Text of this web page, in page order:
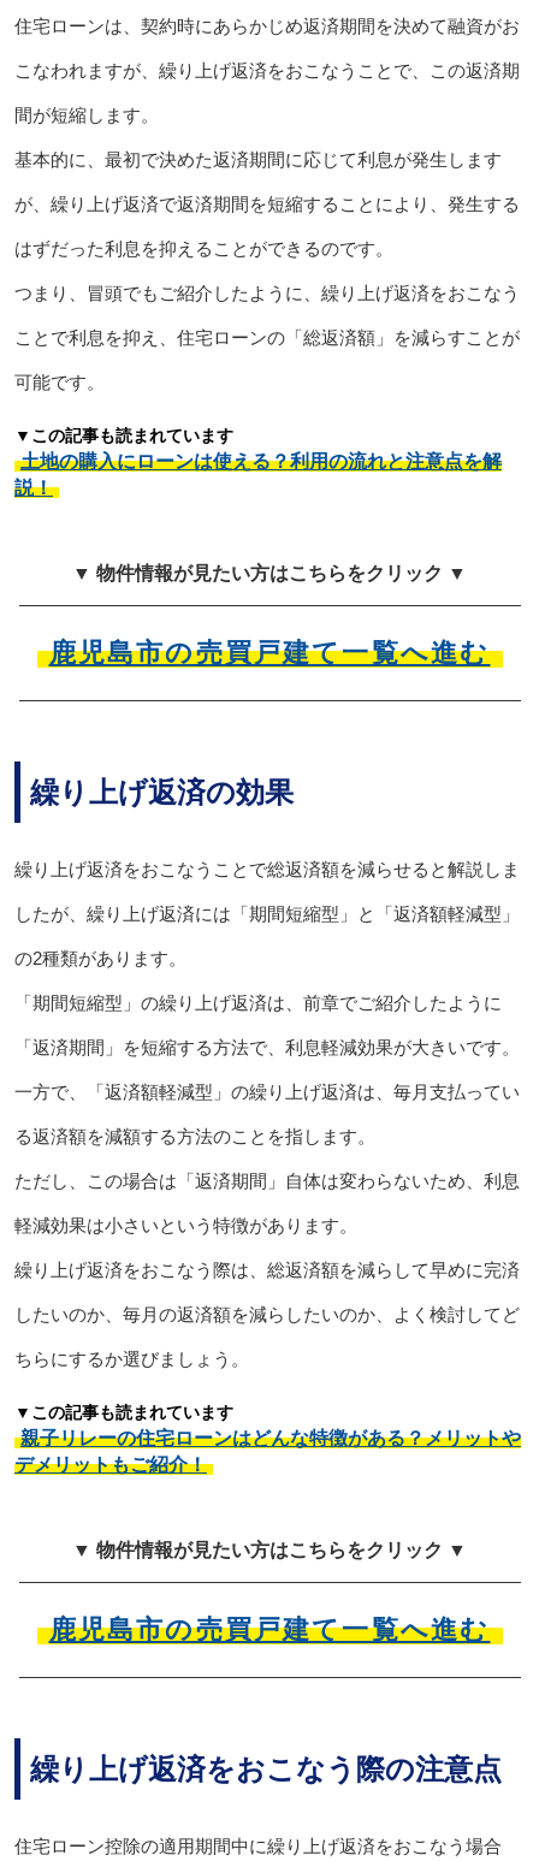
住宅ローンは、契約時にあらかじめ返済期間を決めて融資がお
こなわれますが、繰り上げ返済をおこなうことで、この返済期
間が短縮します。
基本的に、最初で決めた返済期間に応じて利息が発生します
が、繰り上げ返済で返済期間を短縮することにより、発生する
はずだった利息を抑えることができるのです。
つまり、冒頭でもご紹介したように、繰り上げ返済をおこなう
ことで利息を抑え、住宅ローンの「総返済額」を減らすことが
可能です。
▼この記事も読まれています
土地の購入にローンは使える？利用の流れと注意点を解
説！
▼ 物件情報が見たい方はこちらをクリック ▼
鹿児島市の売買戸建て一覧へ進む
繰り上げ返済の効果
繰り上げ返済をおこなうことで総返済額を減らせると解説しま
したが、繰り上げ返済には「期間短縮型」と「返済額軽減型」
の2種類があります。
「期間短縮型」の繰り上げ返済は、前章でご紹介したように
「返済期間」を短縮する方法で、利息軽減効果が大きいです。
一方で、「返済額軽減型」の繰り上げ返済は、毎月支払ってい
る返済額を減額する方法のことを指します。
ただし、この場合は「返済期間」自体は変わらないため、利息
軽減効果は小さいという特徴があります。
繰り上げ返済をおこなう際は、総返済額を減らして早めに完済
したいのか、毎月の返済額を減らしたいのか、よく検討してど
ちらにするか選びましょう。
▼この記事も読まれています
親子リレーの住宅ローンはどんな特徴がある？メリットや
デメリットもご紹介！
▼ 物件情報が見たい方はこちらをクリック ▼
鹿児島市の売買戸建て一覧へ進む
繰り上げ返済をおこなう際の注意点
住宅ローン控除の適用期間中に繰り上げ返済をおこなう場合